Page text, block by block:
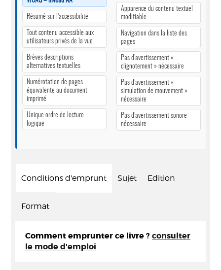
Résumé sur l’accessibilité
Tout contenu accessible aux
utilisateurs privés de la vue
Brèves descriptions
alternatives textuelles
Numérotation de pages
équivalente au document
imprimé
Unique ordre de lecture
logique
Apparence du contenu textuel
modifiable
Navigation dans la liste des
pages
Pas d’avertissement «
clignotement » nécessaire
Pas d’avertissement «
simulation de mouvement »
nécessaire
Pas d’avertissement sonore
nécessaire
Conditions d'emprunt Sujet Edition
Format
Comment emprunter ce livre ? consulter
le mode d'emploi